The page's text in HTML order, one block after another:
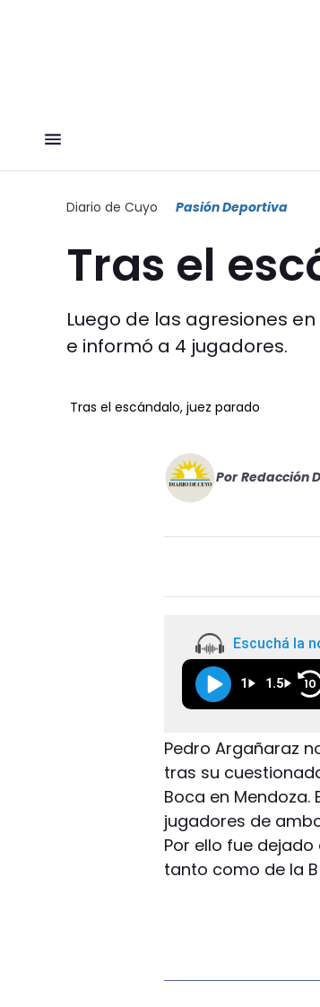
Diario de Cuyo Pasión Deportiva
Tras el
Luego de las agresiones
e informó a 4 jugadores.
Tras el escándalo, juez parado
Por Redacción
Escuchá la
1 1.5 10
Pedro Argañaraz
tras su
Boca en
jugadores de
Por ello fue
tanto como de la